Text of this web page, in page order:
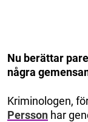
Nu berättar
några
Kriminologen,
Persson har